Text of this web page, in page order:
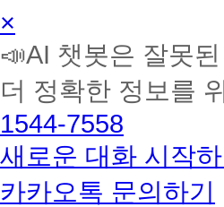
AI
학
습
토
커
BETA
×
📣AI 챗봇은 잘못
더 정확한 정보를
1544-7558
새로운 대화 시작하
카카오톡 문의하기